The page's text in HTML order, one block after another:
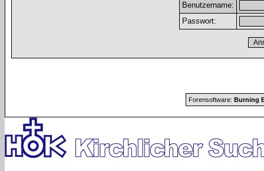
Benutzername:
Passwort:
Forensoftware: Burning